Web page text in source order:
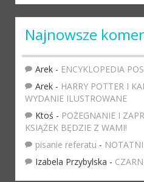
Najnowsze
Arek - ENCYKLOPEDIA
Arek - HARRY POTTER I
WYDANIE ILUSTROWANE
Ktoś - POŻEGNANIE I
KSIĄŻEK BĘDZIE Z WAMI!
pisanie referatu -
Izabela Przybylska -